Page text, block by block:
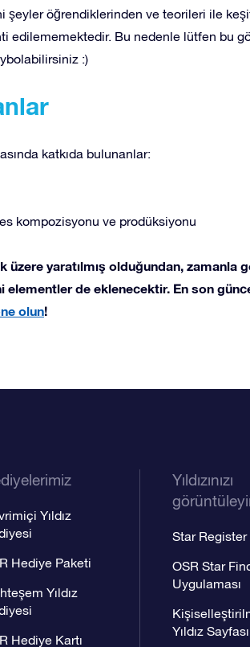
şeyler öğrendiklerinden ve teorileri ile
edilememektedir. Bu nedenle lütfen bu
:)
katkıda bulunanlar:
kompozisyonu ve prodüksiyonu
üzere yaratılmış olduğundan, zamanla
elementler de eklenecektir. En son
olun!
Yıldız
Hediye Paketi
Yıldız
Hediye Kartı
Yıldızınızı
Star Register
OSR Star
Uygulaması
Yıldız Sayfası